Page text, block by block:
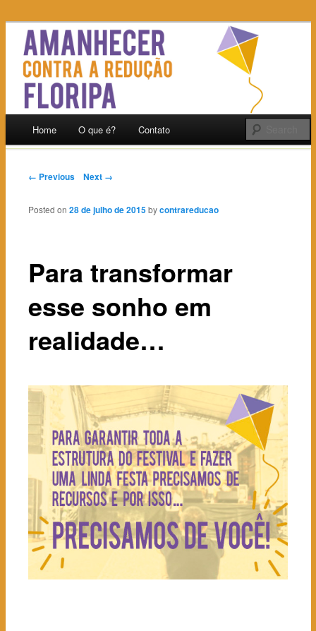
Amanhecer Contra a
Redução Floripa
Festival de arte e cultura contra a redução.
Skip
Home O que é? Contato
Post navigation
← Previous Next →
Para transformar
esse sonho em
realidade…
Posted on28 de julho de 2015 bycontrareducao